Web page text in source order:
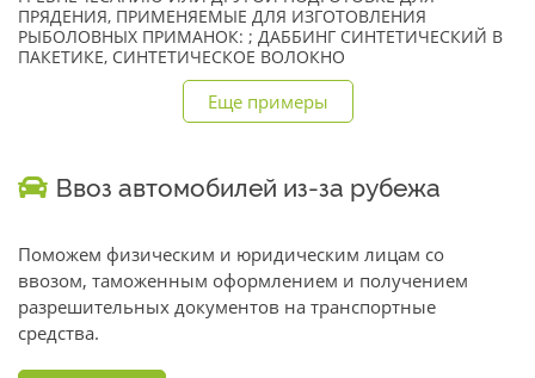
ПРЯДЕНИЯ, ПРИМЕНЯЕМЫЕ ДЛЯ ИЗГОТОВЛЕНИЯ
РЫБОЛОВНЫХ ПРИМАНОК: ; ДАББИНГ СИНТЕТИЧЕСКИЙ В
ПАКЕТИКЕ, СИНТЕТИЧЕСКОЕ ВОЛОКНО
Еще примеры
Ввоз автомобилей из-за рубежа
Поможем физическим и юридическим лицам со
ввозом, таможенным оформлением и получением
разрешительных документов на транспортные
средства.